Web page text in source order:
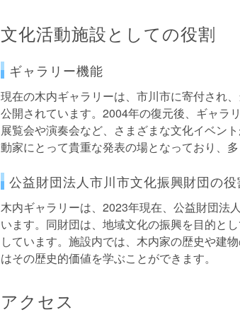
文化活動施設としての役割
ギャラリー機能
現在の木内ギャラリーは、市川市に寄付され
公開されています。2004年の復元後、ギャラ
展覧会や演奏会など、さまざまな文化イベン
動家にとって貴重な発表の場となっており、多
公益財団法人市川市文化振興財団の役
木内ギャラリーは、2023年現在、公益財団法
います。同財団は、地域文化の振興を目的と
しています。施設内では、木内家の歴史や建
はその歴史的価値を学ぶことができます。
アクセス